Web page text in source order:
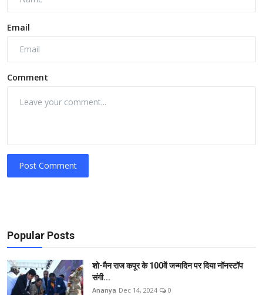
Email
Comment
Post Comment
Popular Posts
शो-मैन राज कपूर के 100वें जन्मदिन पर दिया नॉनस्टॉप
संगी...
Ananya Dec 14, 2024 0